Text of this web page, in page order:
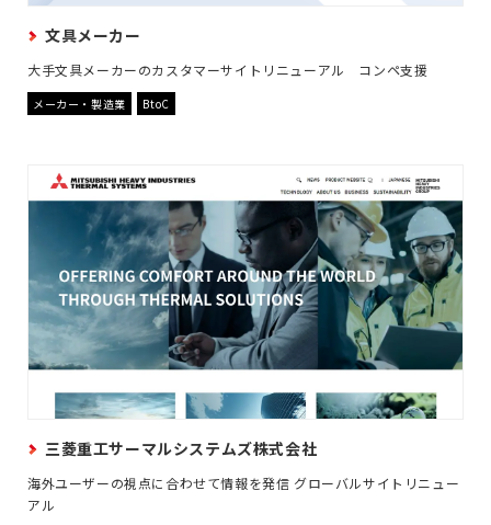
文具メーカー
大手文具メーカーのカスタマーサイトリニューアル コンペ支援
メーカー・製造業 BtoC
三菱重工サーマルシステムズ株式会社
海外ユーザーの視点に合わせて情報を発信 グローバルサイトリニュー
アル